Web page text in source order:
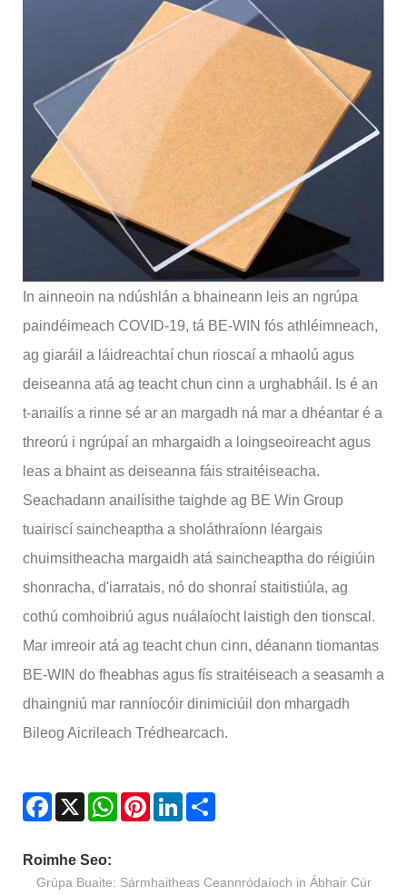
In ainneoin na ndúshlán a bhaineann leis an ngrúpa
paindéimeach COVID-19, tá BE-WIN fós athléimneach,
ag giaráil a láidreachtaí chun rioscaí a mhaolú agus
deiseanna atá ag teacht chun cinn a urghabháil. Is é an
t-anailís a rinne sé ar an margadh ná mar a dhéantar é a
threorú i ngrúpaí an mhargaidh a loingseoireacht agus
leas a bhaint as deiseanna fáis straitéiseacha.
Seachadann anailísithe taighde ag BE Win Group
tuairiscí saincheaptha a sholáthraíonn léargais
chuimsitheacha margaidh atá saincheaptha do réigiúin
shonracha, d'iarratais, nó do shonraí staitistiúla, ag
cothú comhoibriú agus nuálaíocht laistigh den tionscal.
Mar imreoir atá ag teacht chun cinn, déanann tiomantas
BE-WIN do fheabhas agus fís straitéiseach a seasamh a
dhaingniú mar ranníocóir dinimiciúil don mhargadh
Bileog Aicrileach Trédhearcach.
Facebook
X WhatsApp
PinterestLinkedIn
Roimhe Seo:
Grúpa Buaite: Sármhaitheas Ceannródaíoch in Ábhair Cúr